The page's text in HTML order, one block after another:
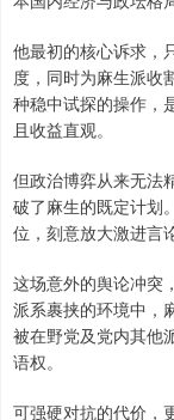
他最初的核心诉求，
度，同时为麻生派收
种稳中试探的操作，
且收益直观。
但政治博弈从来无法
破了麻生的既定计划
位，刻意放大激进言
这场意外的舆论冲突
派系裹挟的环境中，
被在野党及党内其他
语权。
可强硬对抗的代价，